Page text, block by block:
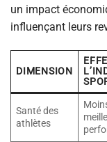
un impact
influençant leurs
DIMENSION
Santé des
athlètes